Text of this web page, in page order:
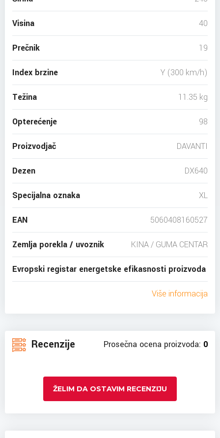
Visina 40
Prečnik 19
Index brzine Y (300 km/h)
Težina 11.35 kg
Opterećenje 98
Proizvodjač DAVANTI
Dezen DX640
Specijalna oznaka XL
EAN 5060408160527
Zemlja porekla / uvoznik KINA / GUMA CENTAR
Evropski registar energetske efikasnosti proizvoda
Više informacija
Recenzije Prosečna ocena proizvoda: 0
ŽELIM DA OSTAVIM RECENZIJU